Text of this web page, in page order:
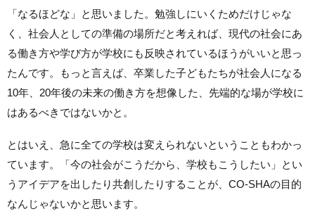
「なるほどな」と思いました。勉強しにいくためだけじゃな
く、社会人としての準備の場所だと考えれば、現代の社会にあ
る働き方や学び方が学校にも反映されているほうがいいと思っ
たんです。もっと言えば、卒業した子どもたちが社会人になる
10年、20年後の未来の働き方を想像した、先端的な場が学校に
はあるべきではないかと。
とはいえ、急に全ての学校は変えられないということもわかっ
ています。「今の社会がこうだから、学校もこうしたい」とい
うアイデアを出したり共創したりすることが、CO-SHAの目的
なんじゃないかと思います。